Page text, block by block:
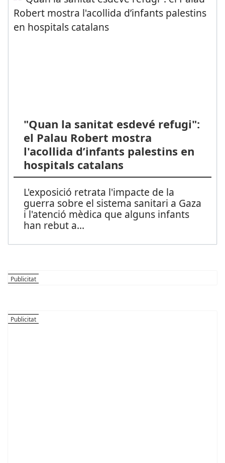
"Quan la sanitat esdevé refugi":
el Palau Robert mostra
l'acollida d’infants palestins en
hospitals catalans
L'exposició retrata l'impacte de la
guerra sobre el sistema sanitari a Gaza
i l'atenció mèdica que alguns infants
han rebut a...